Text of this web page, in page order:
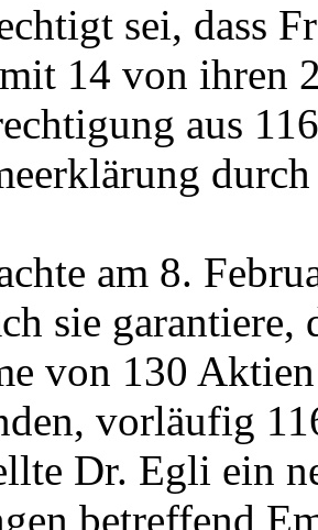
sei, dass
14 von ihren
aus
am 8.
sie garantiere,
von 130
vorläufig
Dr. Egli ein
betreffend